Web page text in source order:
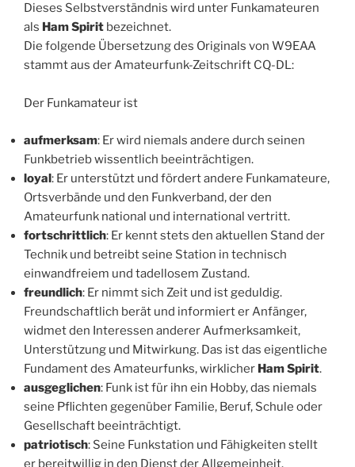
Dieses Selbstverständnis wird unter Funkamateuren
als Ham Spirit bezeichnet.
Die folgende Übersetzung des Originals von W9EAA
stammt aus der Amateurfunk-Zeitschrift CQ-DL:
Der Funkamateur ist
aufmerksam: Er wird niemals andere durch seinen
Funkbetrieb wissentlich beeinträchtigen.
loyal: Er unterstützt und fördert andere Funkamateure,
Ortsverbände und den Funkverband, der den
Amateurfunk national und international vertritt.
fortschrittlich: Er kennt stets den aktuellen Stand der
Technik und betreibt seine Station in technisch
einwandfreiem und tadellosem Zustand.
freundlich: Er nimmt sich Zeit und ist geduldig.
Freundschaftlich berät und informiert er Anfänger,
widmet den Interessen anderer Aufmerksamkeit,
Unterstützung und Mitwirkung. Das ist das eigentliche
Fundament des Amateurfunks, wirklicher Ham Spirit.
ausgeglichen: Funk ist für ihn ein Hobby, das niemals
seine Pflichten gegenüber Familie, Beruf, Schule oder
Gesellschaft beeinträchtigt.
patriotisch: Seine Funkstation und Fähigkeiten stellt
er bereitwillig in den Dienst der Allgemeinheit.